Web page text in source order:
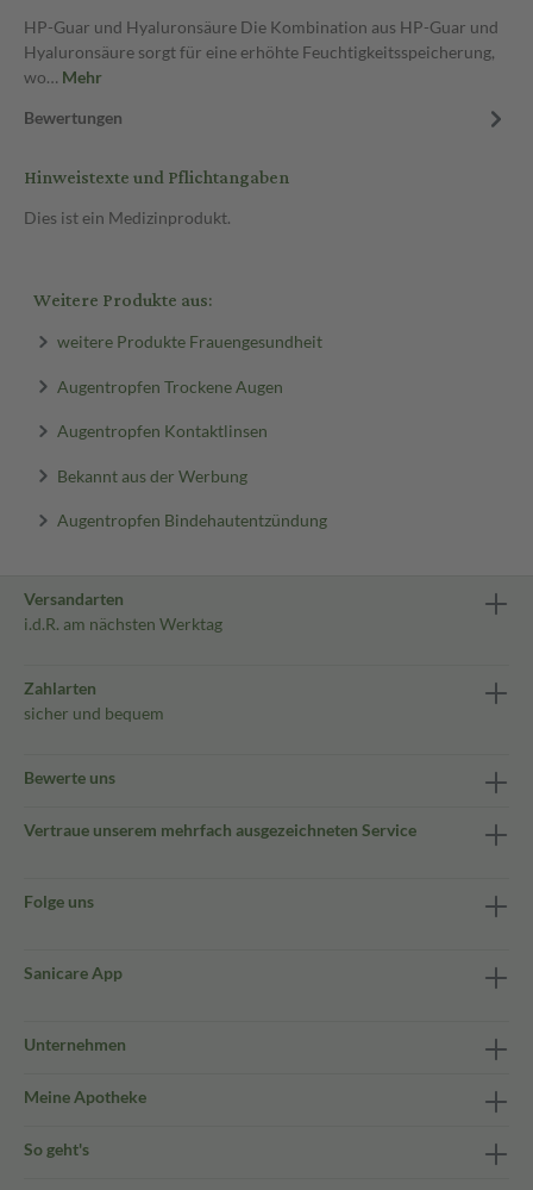
HP-Guar und Hyaluronsäure Die Kombination aus HP-Guar und
Hyaluronsäure sorgt für eine erhöhte Feuchtigkeitsspeicherung,
wo… Mehr
Bewertungen
Hinweistexte und Pflichtangaben
Dies ist ein Medizinprodukt.
Weitere Produkte aus:
weitere Produkte Frauengesundheit
Augentropfen Trockene Augen
Augentropfen Kontaktlinsen
Bekannt aus der Werbung
Augentropfen Bindehautentzündung
Versandarten
i.d.R. am nächsten Werktag
Zahlarten
sicher und bequem
Bewerte uns
Vertraue unserem mehrfach ausgezeichneten Service
Folge uns
Sanicare App
Unternehmen
Meine Apotheke
So geht's